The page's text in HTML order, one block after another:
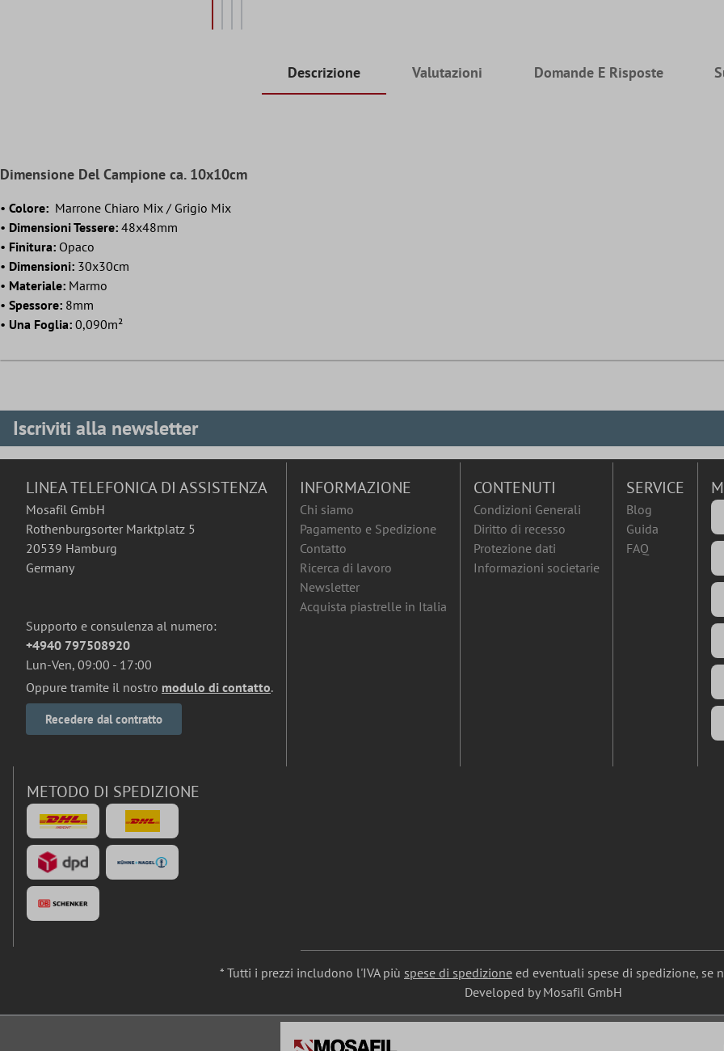
Descrizione Valutazioni Domande E Risposte
Dimensione Del Campione ca. 10x10cm
• Colore: Marrone Chiaro Mix / Grigio Mix
• Dimensioni Tessere: 48x48mm
• Finitura: Opaco
• Dimensioni: 30x30cm
• Materiale: Marmo
• Spessore: 8mm
• Una Foglia: 0,090m²
Iscriviti alla newsletter
LINEA TELEFONICA DI ASSISTENZA
Mosafil GmbH
Rothenburgsorter Marktplatz 5
20539 Hamburg
Germany
Supporto e consulenza al numero:
+4940 797508920
Lun-Ven, 09:00 - 17:00
Oppure tramite il nostro modulo di contatto.
Recedere dal contratto
INFORMAZIONE
Chi siamo
Pagamento e Spedizione
Contatto
Ricerca di lavoro
Newsletter
Acquista piastrelle in Italia
CONTENUTI
Condizioni Generali
Diritto di recesso
Protezione dati
Informazioni societarie
SERVICE
Blog
Guida
FAQ
METODO DI SPEDIZIONE
* Tutti i prezzi includono l'IVA più spese di spedizione ed eventuali spese di spedizione, se
Developed by Mosafil GmbH